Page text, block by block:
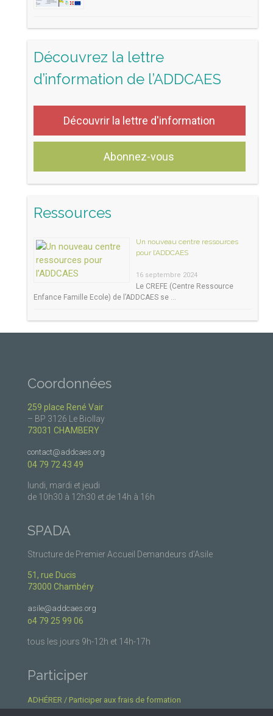
Découvrez la lettre
d’information de l’ADDCAES
Découvrir la lettre d'information
Abonnez-vous
Ressources
Un nouveau centre ressources
pour l’ADDCAES
16 septembre 2024
Le CREFE (Centre Ressource
Enfance Famille Ecole) de l’ADDCAES se …
Coordonnées
259 place René Vair
– BP 3126 Le Biollay
73031 CHAMBERY
contact@addcaes.org
04 79 72 43 49
lundi, mardi et jeudi
de 10h30 à 12h30 et de 14h à 16h
SPADA
Structure de Premier Accueil Demandeurs d’Asile
51, rue Ducis
73000 Chambéry
asile@addcaes.org
o4 79 25 99 06
tous les jours 9h-12h et 14h-17h
Participer
ADHÉRER / Participer aux frais de formation